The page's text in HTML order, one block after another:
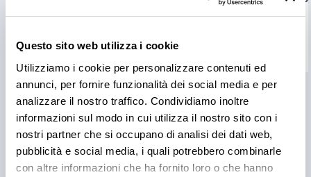
Questo sito web utilizza i cookie
Utilizziamo i cookie per personalizzare contenuti ed
annunci, per fornire funzionalità dei social media e per
analizzare il nostro traffico. Condividiamo inoltre
informazioni sul modo in cui utilizza il nostro sito con i
nostri partner che si occupano di analisi dei dati web,
pubblicità e social media, i quali potrebbero combinarle
con altre informazioni che ha fornito loro o che hanno
disponibile
pulito blk
Articoli e Iniziative